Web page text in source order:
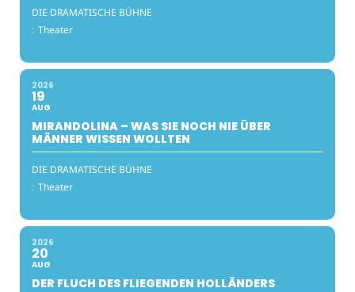
DIE DRAMATISCHE BÜHNE
: Theater
2026
19
AUG
MIRANDOLINA – WAS SIE NOCH NIE ÜBER
MÄNNER WISSEN WOLLTEN
DIE DRAMATISCHE BÜHNE
: Theater
2026
20
AUG
DER FLUCH DES FLIEGENDEN HOLLÄNDERS